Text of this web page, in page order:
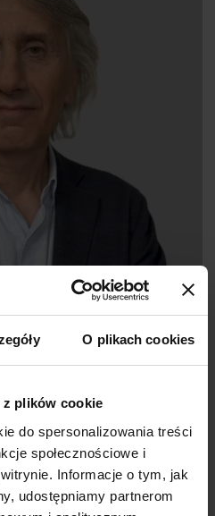
O plikach cookies
plików cookie
do spersonalizowania treści
społecznościowe i
Informacje o tym, jak
udostępniamy partnerom
Psychologia w sztuce
PL